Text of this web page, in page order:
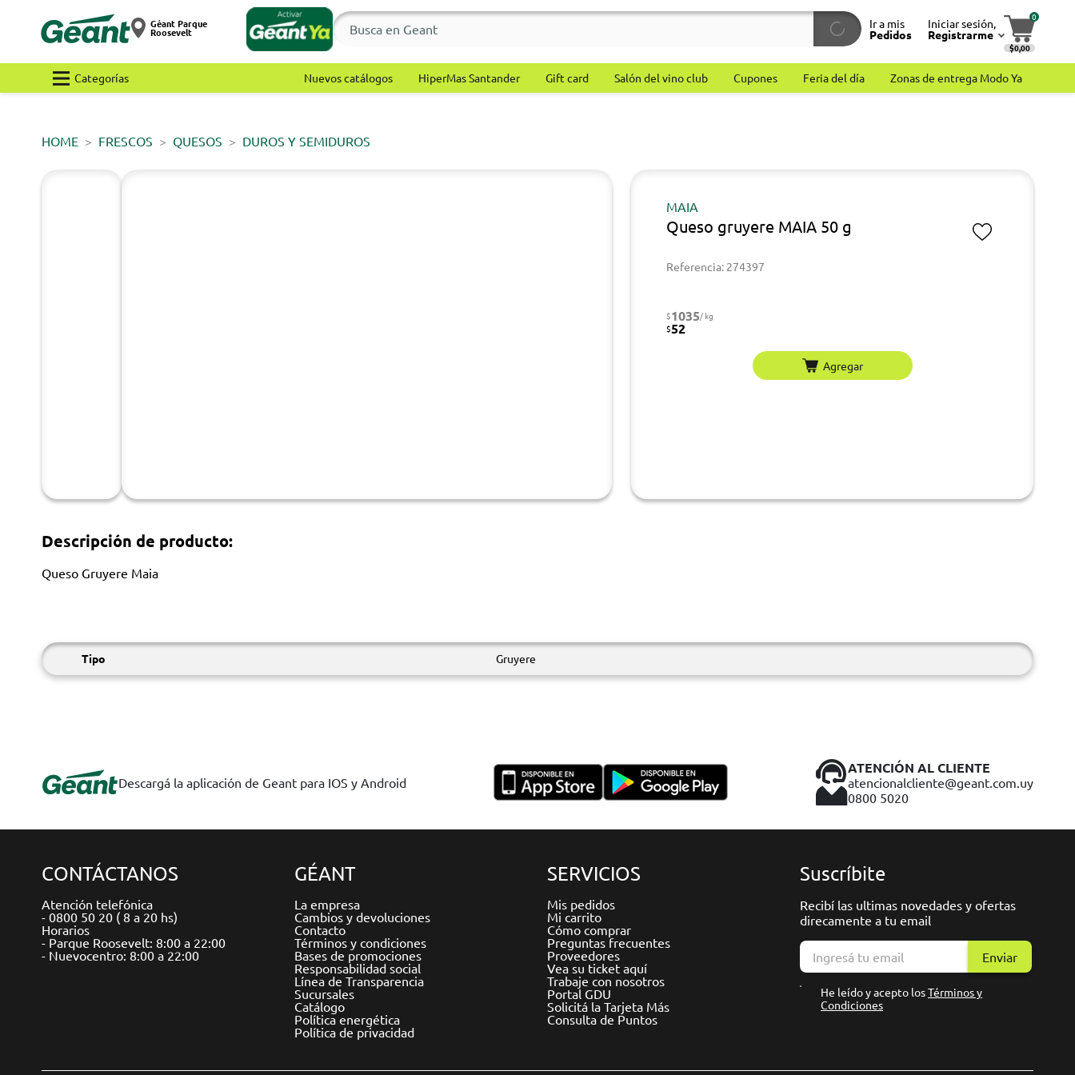
Géant Parque
Roosevelt
Ir a mis
Pedidos
Iniciar sesión,
Registrarme
0
$0,00
Categorías Nuevos catálogos HiperMas Santander Gift card Salón del vino club Cupones Feria del día Zonas de entrega Modo Ya
HOME FRESCOS QUESOS DUROS Y SEMIDUROS
MAIA
Queso gruyere MAIA 50 g
Referencia: 274397
$1035/ kg
$52
Agregar
Descripción de producto:
Queso Gruyere Maia
Tipo Gruyere
Descargá la aplicación de Geant para IOS y Android
ATENCIÓN AL CLIENTE
atencionalcliente@geant.com.uy
0800 5020
CONTÁCTANOS
Atención telefónica
- 0800 50 20 ( 8 a 20 hs)
Horarios
- Parque Roosevelt: 8:00 a 22:00
- Nuevocentro: 8:00 a 22:00
GÉANT
La empresa
Cambios y devoluciones
Contacto
Términos y condiciones
Bases de promociones
Responsabilidad social
Línea de Transparencia
Sucursales
Catálogo
Política energética
Política de privacidad
SERVICIOS
Mis pedidos
Mi carrito
Cómo comprar
Preguntas frecuentes
Proveedores
Vea su ticket aquí
Trabaje con nosotros
Portal GDU
Solicitá la Tarjeta Más
Consulta de Puntos
Suscríbite
Recibí las ultimas novedades y ofertas
direcamente a tu email
Enviar
He leído y acepto losTérminos y
Condiciones